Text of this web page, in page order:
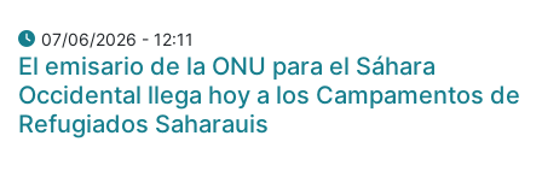
07/06/2026 - 12:11
El emisario de la ONU para el Sáhara
Occidental llega hoy a los Campamentos de
Refugiados Saharauis